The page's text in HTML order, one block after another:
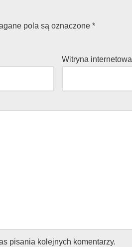
pola są oznaczone *
Witryna internetowa
pisania kolejnych komentarzy.